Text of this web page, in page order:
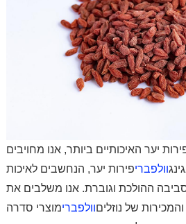
יער האיכותיים ביותר, אנו מחויבים
וולפבריפירות יער, הנחשבים לאיכות
ההולכת וגוברת. אנו משלבים את
של נוזליםוולפברימוצרי סדרה